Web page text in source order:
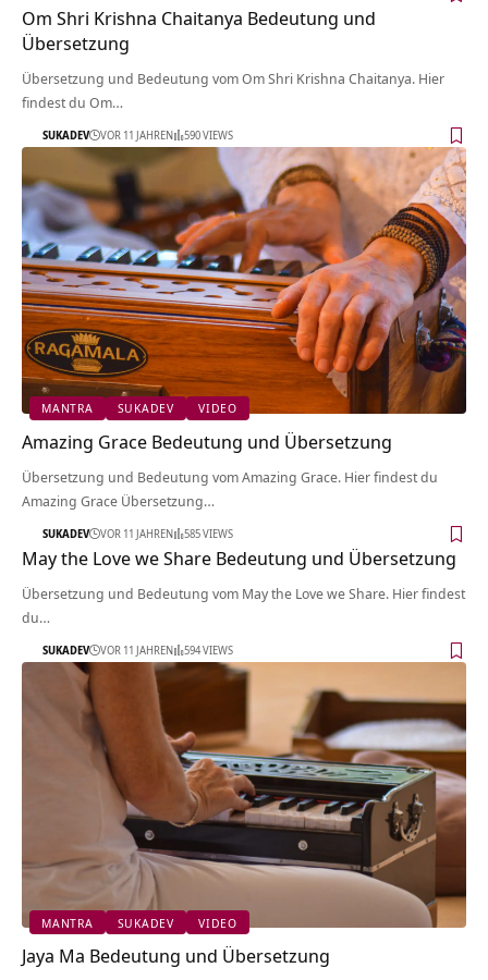
Om Shri Krishna Chaitanya Bedeutung und
Übersetzung
Übersetzung und Bedeutung vom Om Shri Krishna Chaitanya. Hier
findest du Om…
SUKADEV VOR 11 JAHREN 590 VIEWS
MANTRA SUKADEV VIDEO
Amazing Grace Bedeutung und Übersetzung
Übersetzung und Bedeutung vom Amazing Grace. Hier findest du
Amazing Grace Übersetzung…
SUKADEV VOR 11 JAHREN 585 VIEWS
May the Love we Share Bedeutung und Übersetzung
Übersetzung und Bedeutung vom May the Love we Share. Hier findest
du…
SUKADEV VOR 11 JAHREN 594 VIEWS
MANTRA SUKADEV VIDEO
Jaya Ma Bedeutung und Übersetzung